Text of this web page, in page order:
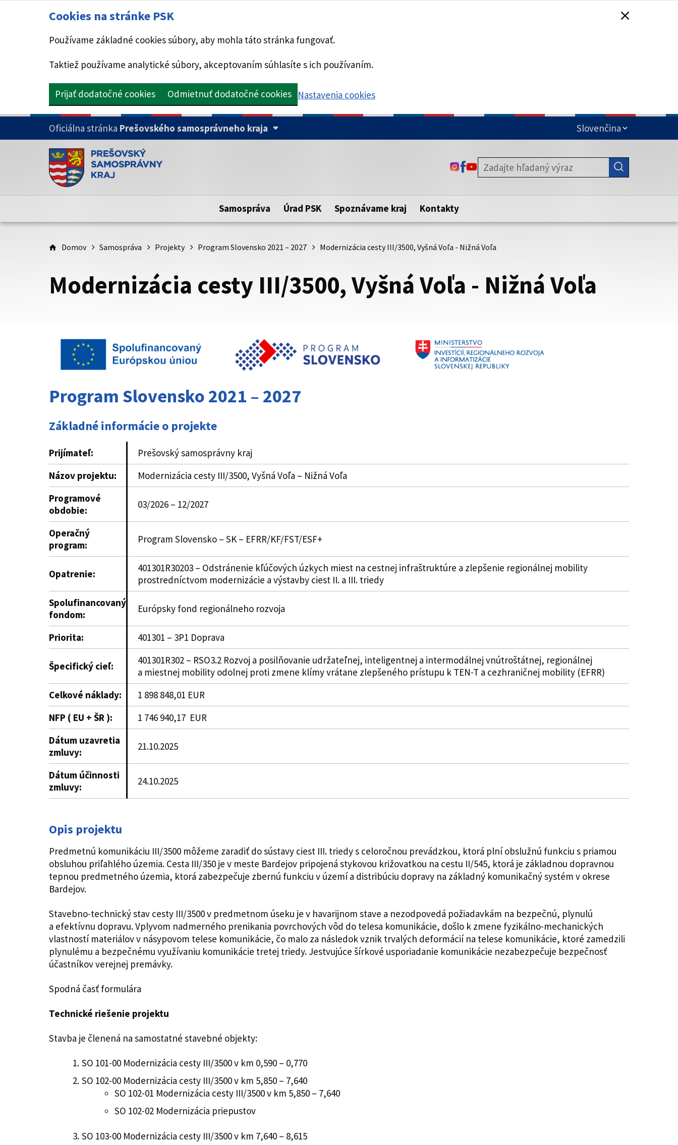
Cookies na stránke PSK
Používame základné cookies súbory, aby mohla táto stránka fungovať.
Taktiež používame analytické súbory, akceptovaním súhlasíte s ich používaním.
Prijať dodatočné cookies Odmietnuť dodatočné cookies Nastavenia cookies
PRESKOČIŤ NA HLAVNÝ OBSAH
Oficiálna stránka Prešovského samosprávneho kraja
Doména psk.sk je oficiálna
Toto je oficiálna webová stránka Prešovského samosprávneho kraja.
Táto stránka je zabezpečená
zabezpečenú webovú stránku. Zabezpečená stránka vždy začína
https:// pred názvom domény webového sídla.
ODKAZ SA OTVORÍ NA NOVEJ KARTE
ODKAZ SA OTVORÍ NA NOVEJ KARTE
ODKAZ SA OTVORÍ NA NOVEJ KARTE
Samospráva Úrad PSK Spoznávame kraj Kontakty
Domov Samospráva Projekty Program Slovensko 2021 – 2027 Modernizácia cesty III/3500, Vyšná Voľa - Nižná Voľa
Modernizácia cesty III/3500, Vyšná Voľa - Nižná Voľa
Program Slovensko 2021 – 2027
Prijímateľ:
Prešovský samosprávny kraj
Názov projektu:
Modernizácia cesty III/3500, Vyšná Voľa – Nižná Voľa
Programové
obdobie:
03/2026 – 12/2027
Operačný
program:
Program Slovensko – SK – EFRR/KF/FST/ESF+
Opatrenie:
401301R30203 – Odstránenie kľúčových úzkych miest na cestnej infraštruktúre a zlepšenie regionálnej mobility
prostredníctvom modernizácie a výstavby ciest II. a III. triedy
Spolufinancovaný
fondom:
Európsky fond regionálneho rozvoja
Priorita: 401301 – 3P1 Doprava
Špecifický cieľ:
401301R302 – RSO3.2 Rozvoj a posilňovanie udržateľnej, inteligentnej a intermodálnej vnútroštátnej, regionálnej
a miestnej mobility odolnej proti zmene klímy vrátane zlepšeného prístupu k TEN-T a cezhraničnej mobility (EFRR)
Celkové náklady:
1 898 848,01 EUR
NFP ( EU + ŠR ):
1 746 940,17 EUR
Dátum uzavretia
zmluvy:
21.10.2025
Dátum účinnosti
zmluvy:
24.10.2025
Základné informácie o projekte
Opis projektu
Predmetnú komunikáciu III/3500 môžeme zaradiť do sústavy ciest III. triedy s celoročnou prevádzkou, ktorá plní obslužnú funkciu s priamou
obsluhou priľahlého územia. Cesta III/350 je v meste Bardejov pripojená stykovou križovatkou na cestu II/545, ktorá je základnou dopravnou
tepnou predmetného územia, ktorá zabezpečuje zbernú funkciu v území a distribúciu dopravy na základný komunikačný systém v okrese
Bardejov.
Stavebno-technický stav cesty III/3500 v predmetnom úseku je v havarijnom stave a nezodpovedá požiadavkám na bezpečnú, plynulú
a efektívnu dopravu. Vplyvom nadmerného prenikania povrchových vôd do telesa komunikácie, došlo k zmene fyzikálno-mechanických
vlastností materiálov v násypovom telese komunikácie, čo malo za následok vznik trvalých deformácií na telese komunikácie, ktoré zamedzili
plynulému a bezpečnému využívaniu komunikácie tretej triedy. Jestvujúce šírkové usporiadanie komunikácie nezabezpečuje bezpečnosť
účastníkov verejnej premávky.
Spodná časť formulára
Technické riešenie projektu
Stavba je členená na samostatné stavebné objekty:
SO 101-00 Modernizácia cesty III/3500 v km 0,590 – 0,770
SO 102-00 Modernizácia cesty III/3500 v km 5,850 – 7,640
SO 102-01 Modernizácia cesty III/3500 v km 5,850 – 7,640
SO 102-02 Modernizácia priepustov
SO 103-00 Modernizácia cesty III/3500 v km 7,640 – 8,615